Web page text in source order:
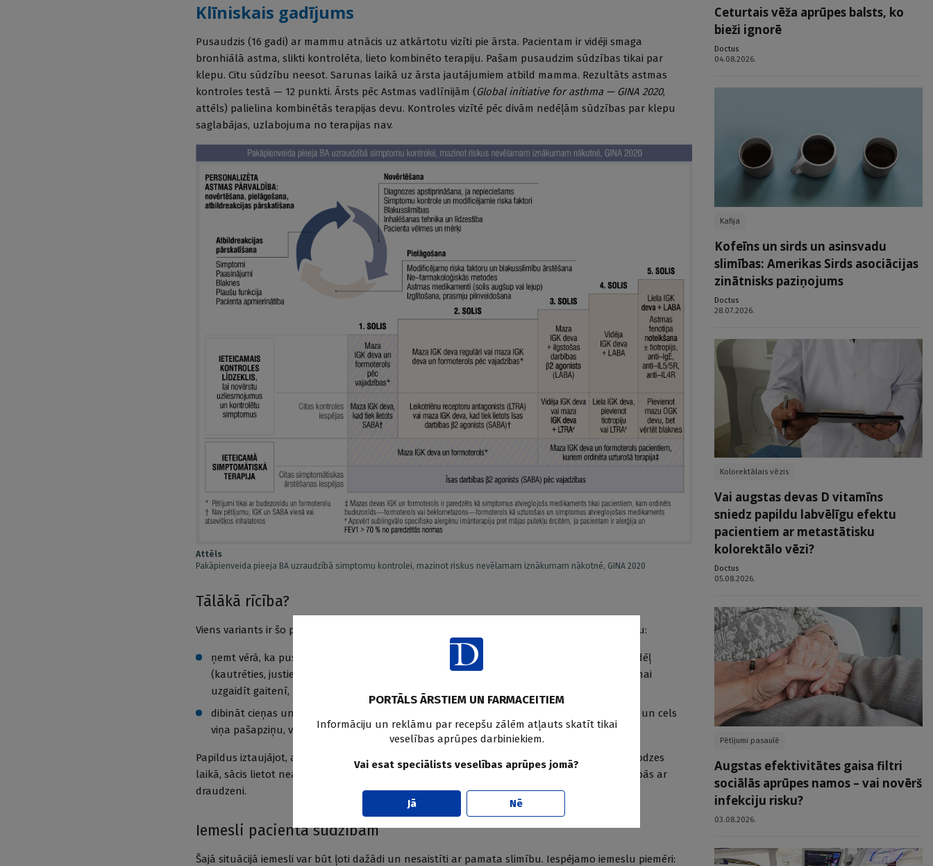
Klīniskais gadījums
Pusaudzis (16 gadi) ar mammu atnācis uz atkārtotu vizīti pie ārsta. Pacientam ir vidēji smaga
bronhiālā astma, slikti kontrolēta, lieto kombinēto terapiju. Pašam pusaudzim sūdzības tikai par
klepu. Citu sūdzību neesot. Sarunas laikā uz ārsta jautājumiem atbild mamma. Rezultāts astmas
kontroles testā — 12 punkti. Ārsts pēc Astmas vadlīnijām (Global initiative for asthma — GINA 2020,
attēls) palielina kombinētās terapijas devu. Kontroles vizītē pēc divām nedēļām sūdzības par klepu
saglabājas, uzlabojuma no terapijas nav.
Attēls
Pakāpienveida pieeja BA uzraudzībā simptomu kontrolei, mazinot riskus nevēlamam iznākumam nākotnē, GINA 2020
Tālākā rīcība?
Viens variants ir šo pusaudzi nosūtīt pie bērnu pulmonologa, otrs — ārsts var mainīt taktiku:
ņemt vērā, ka pusaudzis varētu negribēt pie ārsta būt kopā ar mammu dažādu iemeslu dēļ
(kautrēties, justies neērti, ne līdz galam izstāstīt savas sajūtas utt.). Tāpēc lūdzam mammai
uzgaidīt gaitenī,
dibināt cieņas un uzticēšanās pilnas ārsta—pacienta attiecības, kas pusaudzim ir svarīgi un cels
viņa pašapziņu, viņš jutīsies novērtēts, atbildīgs par savu veselību.
Papildus iztaujājot, atklājas, ka pacients vairs nesporto noguruma un elpas trūkuma dēļ slodzes
laikā, sācis lietot neatļautas vielas, jo Covid–19 izolācija ir ļoti nomācoša, neveicas arī attiecībās ar
draudzeni.
Iemesli pacienta sūdzībām
Šajā situācijā iemesli var būt ļoti dažādi un nesaistīti ar pamata slimību. Iespējamo iemeslu piemēri:
Ceturtais vēža aprūpes balsts, ko
bieži ignorē
Doctus
04.08.2026.
Kafija
Kofeīns un sirds un asinsvadu
slimības: Amerikas Sirds asociācijas
zinātnisks paziņojums
Doctus
28.07.2026.
Kolorektālais vēzis
Vai augstas devas D vitamīns
sniedz papildu labvēlīgu efektu
pacientiem ar metastātisku
kolorektālo vēzi?
Doctus
05.08.2026.
Pētījumi pasaulē
Augstas efektivitātes gaisa filtri
sociālās aprūpes namos – vai novērš
infekciju risku?
03.08.2026.
PORTĀLS ĀRSTIEM UN FARMACEITIEM
Informāciju un reklāmu par recepšu zālēm atļauts skatīt tikai
veselības aprūpes darbiniekiem.
Vai esat speciālists veselības aprūpes jomā?
Jā Nē